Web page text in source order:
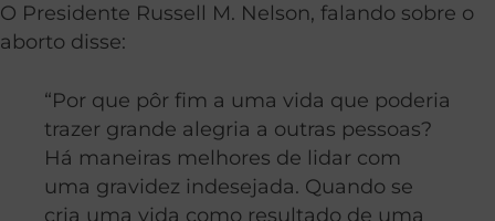
O Presidente Russell M. Nelson, falando sobre o
aborto disse:
“Por que pôr fim a uma vida que poderia
trazer grande alegria a outras pessoas?
Há maneiras melhores de lidar com
uma gravidez indesejada. Quando se
cria uma vida como resultado de uma